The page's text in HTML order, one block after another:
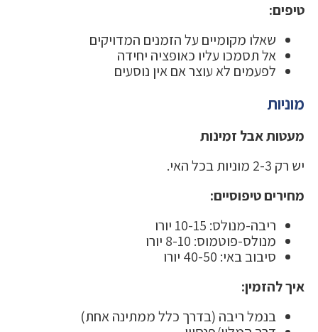
טיפים:
שאלו מקומיים על הזמנים המדויקים
אל תסמכו עליו כאופציה יחידה
לפעמים לא עוצר אם אין נוסעים
מוניות
מעטות אבל זמינות
יש רק 2-3 מוניות בכל האי.
מחירים טיפוסיים:
ריבה-מנולס: 10-15 יורו
מנולס-פוטמוס: 8-10 יורו
סיבוב באי: 40-50 יורו
איך להזמין:
בנמל ריבה (בדרך כלל ממתינה אחת)